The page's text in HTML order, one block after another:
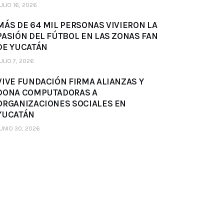
16, 2026
DE 64 MIL PERSONAS VIVIERON LA
DEL FÚTBOL EN LAS ZONAS FAN
YUCATÁN
7, 2026
FUNDACIÓN FIRMA ALIANZAS Y
COMPUTADORAS A
SOCIALES EN
30, 2026